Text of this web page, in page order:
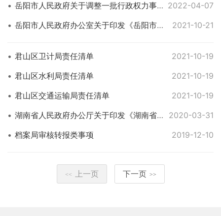
岳阳市人民政府关于调整一批行政权力事项的通知（岳政发〔2019〕7号） 2022-04-07
岳阳市人民政府办公室关于印发《岳阳市网上中介服务超市管理暂行办法》《岳阳市行政审批中介服务事项清单（2020年版）》的通知（岳政办发〔2020〕3号）
2021-10-21
君山区卫计局责任清单
2021-10-19
君山区水利局责任清单
2021-10-19
君山区交通运输局责任清单
2021-10-19
湖南省人民政府办公厅关于印发《湖南省乡镇权力清单和责任清单》和《湖南省赋予乡镇（街道）经济社会管理权限指导目录》的通知 湘政办发〔2019〕55号
2020-03-31
档案局审核转报类事项
2019-12-10
<< 上一页 下一页 >>